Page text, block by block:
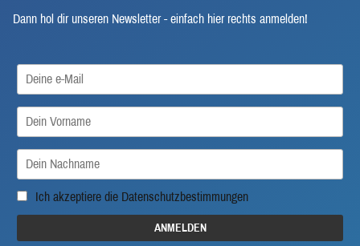
Dann hol dir unseren Newsletter - einfach hier rechts anmelden!
Ich akzeptiere die Datenschutzbestimmungen